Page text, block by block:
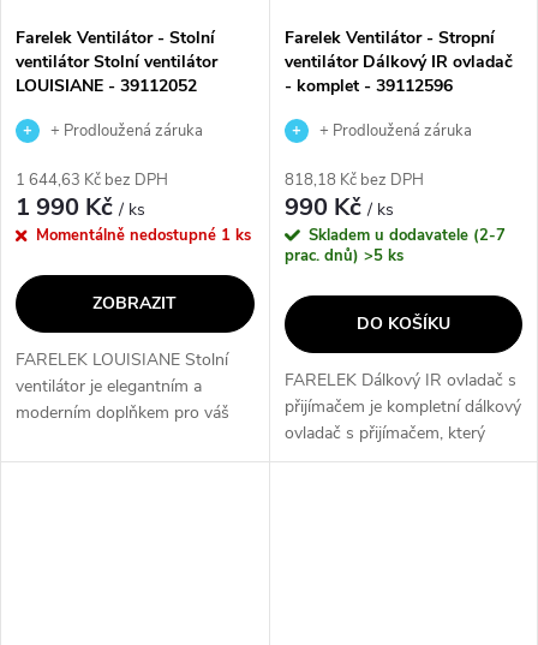
Farelek Ventilátor - Stolní
ventilátor Stolní ventilátor
LOUISIANE - 39112052
+ Prodloužená záruka
1 644,63 Kč bez DPH
1 990 Kč/ ks
Momentálně nedostupné 1 ks
ZOBRAZIT
FARELEK LOUISIANE Stolní
ventilátor je elegantním a
moderním doplňkem pro váš
cm a výkonem 70 W poskytuje
Farelek Ventilátor - Stropní
ventilátor Dálkový IR ovladač
- komplet - 39112596
+ Prodloužená záruka
818,18 Kč bez DPH
990 Kč/ ks
Skladem u dodavatele (2-7
prac. dnů) >5 ks
DO KOŠÍKU
FARELEK Dálkový IR ovladač s
přijímačem je kompletní dálkový
ovladač s přijímačem, který
umožňuje regulaci dálkového